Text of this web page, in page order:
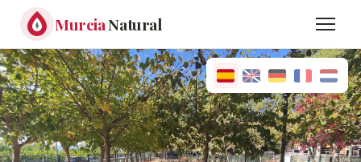
MurciaNatural